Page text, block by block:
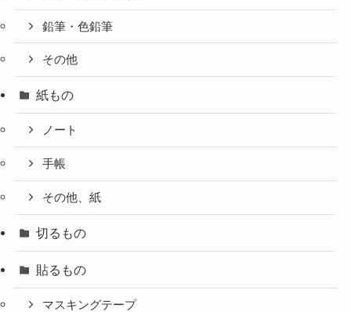
鉛筆・色鉛筆
その他
紙もの
ノート
手帳
その他、紙
切るもの
貼るもの
マスキングテープ